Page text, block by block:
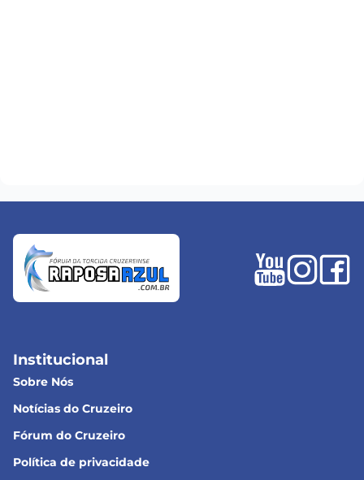
Institucional
Sobre Nós
Notícias do Cruzeiro
Fórum do Cruzeiro
Política de privacidade